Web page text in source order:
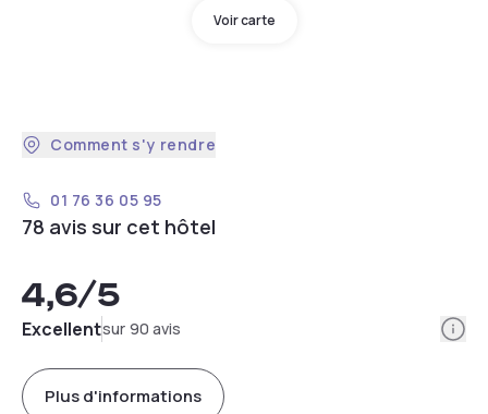
Voir carte
Comment s'y rendre
01 76 36 05 95
78 avis sur cet hôtel
4,6/5
Excellentsur 90 avis
Plus d'informations